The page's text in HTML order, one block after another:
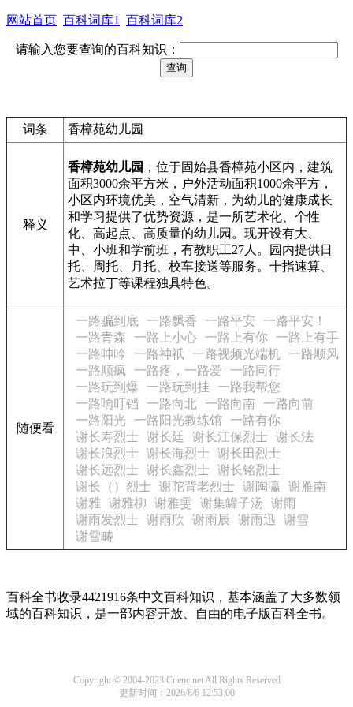
网站首页 百科词库1 百科词库2
请输入您要查询的百科知识：
词条 香樟苑幼儿园
释义
香樟苑幼儿园 ，位于固始县香樟苑小区内，建筑
面积3000余平方米，户外活动面积1000余平方，
小区内环境优美，空气清新，为幼儿的健康成长
和学习提供了优势资源，是一所艺术化、个性
化、高起点、高质量的幼儿园。现开设有大、
中、小班和学前班，有教职工27人。园内提供日
托、周托、月托、校车接送等服务。十指速算、
艺术拉丁等课程独具特色。
随便看
一路骗到底 一路飘香 一路平安
一路平安！
一路青森
一路上小心 一路上有你
一路上有手
一路呻吟
一路神祇 一路视频光端机
一路顺风
一路顺疯
一路疼，一路爱
一路同行
一路玩到爆
一路玩到挂
一路我帮您
一路响叮铛
一路向北 一路向南
一路向前
一路阳光
一路阳光教练馆
一路有你
谢长寿烈士
谢长廷 谢长江保烈士
谢长法
谢长浪烈士
谢长海烈士
谢长田烈士
谢长远烈士
谢长鑫烈士
谢长铭烈士
谢长（）烈士
谢陀背老烈士 谢陶瀛
谢雁南
谢雅 谢雅柳 谢雅雯 谢集罐子汤
谢雨
谢雨发烈士
谢雨欣 谢雨辰 谢雨迅
谢雪
谢雪畴
百科全书收录4421916条中文百科知识，基本涵盖了大多数领
域的百科知识，是一部内容开放、自由的电子版百科全书。
Copyright © 2004-2023 Cnenc.net All Rights Reserved
更新时间：2026/8/6 12:53:00